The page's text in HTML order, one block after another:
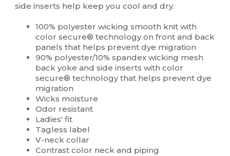
side inserts help keep you cool and dry.
100% polyester wicking smooth knit with
color secure® technology on front and back
panels that helps prevent dye migration
90% polyester/10% spandex wicking mesh
back yoke and side inserts with color
secure® technology that helps prevent dye
migration
Wicks moisture
Odor resistant
Ladies' fit
Tagless label
V-neck collar
Contrast color neck and piping